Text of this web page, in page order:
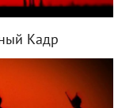
Кадр